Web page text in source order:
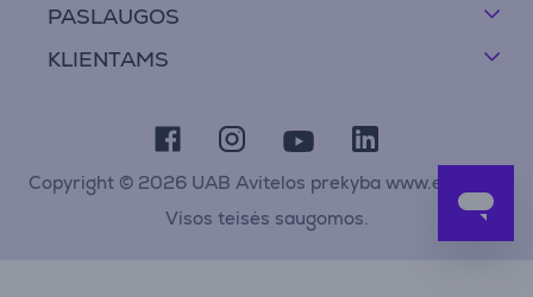
PASLAUGOS
KLIENTAMS
Copyright © 2026 UAB Avitelos prekyba www.elesen.lt
Visos teisės saugomos.